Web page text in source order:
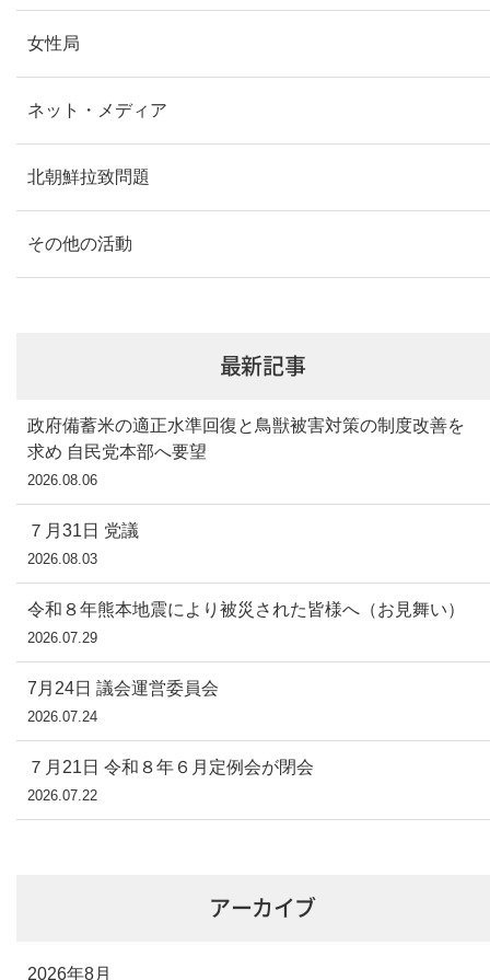
女性局
ネット・メディア
北朝鮮拉致問題
その他の活動
最新記事
政府備蓄米の適正水準回復と鳥獣被害対策の制度改善を
求め 自民党本部へ要望
2026.08.06
７月31日 党議
2026.08.03
令和８年熊本地震により被災された皆様へ（お見舞い）
2026.07.29
7月24日 議会運営委員会
2026.07.24
７月21日 令和８年６月定例会が閉会
2026.07.22
アーカイブ
2026年8月